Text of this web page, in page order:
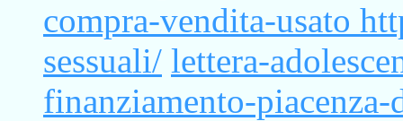
compra-vendita-usato
sessuali/ lettera-
finanziamento-